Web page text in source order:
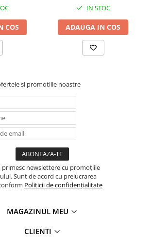
COS
IN STOC
ADAUGA IN COS
si promotiile noastre
primesc newslettere cu promoțiile
Sunt de acord cu prelucrarea
Politicii de confidențialitate
MAGAZINUL MEU
CLIENTI